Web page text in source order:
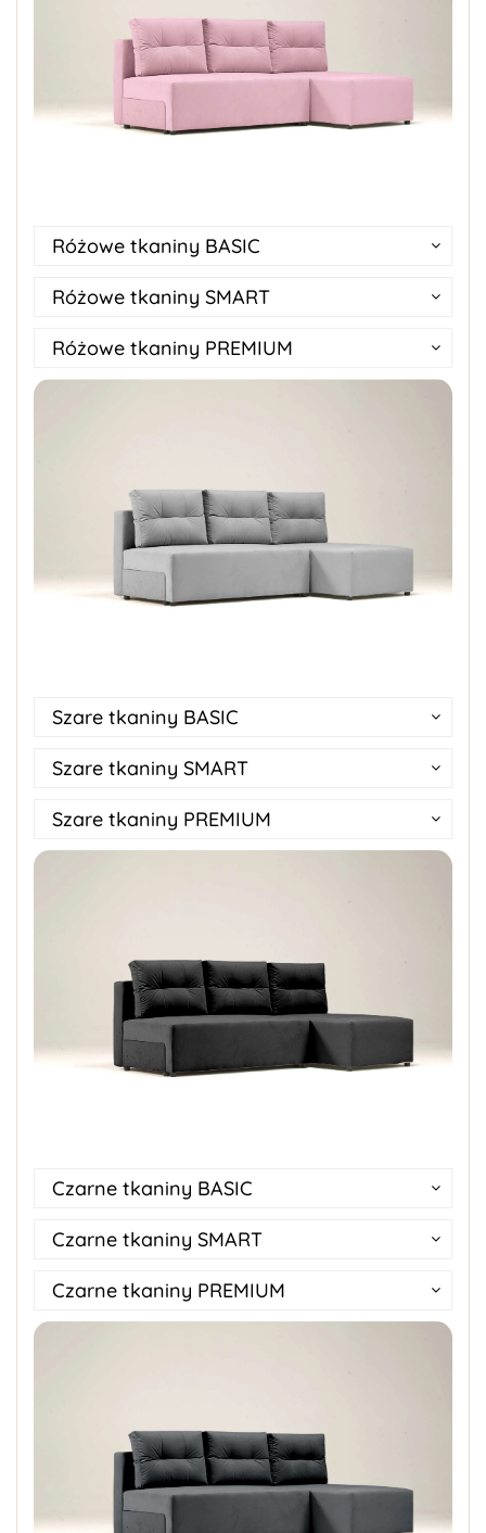
Różowe tkaniny BASIC
Różowe tkaniny SMART
Różowe tkaniny PREMIUM
Szare tkaniny BASIC
Szare tkaniny SMART
Szare tkaniny PREMIUM
Czarne tkaniny BASIC
Czarne tkaniny SMART
Czarne tkaniny PREMIUM